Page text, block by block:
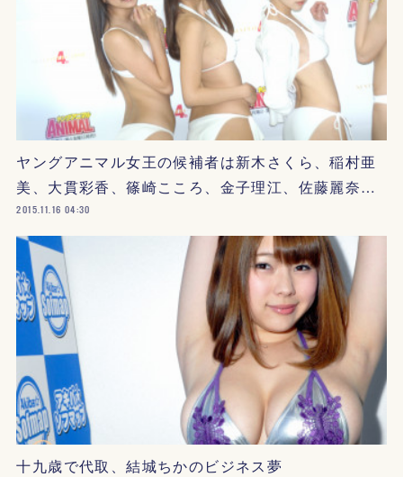
ヤングアニマル女王の候補者は新木さくら、稲村亜
美、大貫彩香、篠崎こころ、金子理江、佐藤麗奈…
2015.11.16 04:30
十九歳で代取、結城ちかのビジネス夢